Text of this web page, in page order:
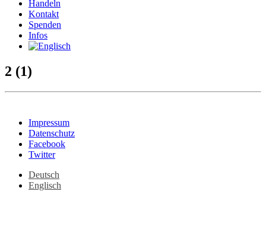
Handeln
Kontakt
Spenden
Infos
2 (1)
Impressum
Datenschutz
Facebook
Twitter
Deutsch
Englisch